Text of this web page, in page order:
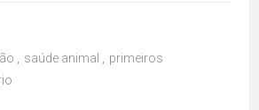
saúde animal
primeiros